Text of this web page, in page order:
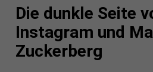
Die dunkle Seite
Instagram und
Zuckerberg